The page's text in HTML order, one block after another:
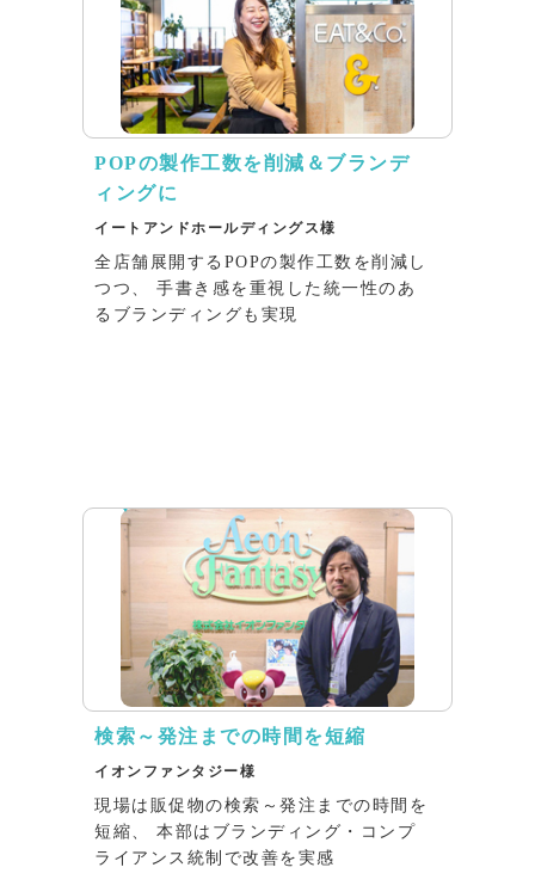
POPの製作工数を削減＆ブランデ
ィングに
イートアンドホールディングス様
全店舗展開するPOPの製作工数を削減し
つつ、 手書き感を重視した統一性のあ
るブランディングも実現
検索～発注までの時間を短縮
イオンファンタジー様
現場は販促物の検索～発注までの時間を
短縮、 本部はブランディング・コンプ
ライアンス統制で改善を実感